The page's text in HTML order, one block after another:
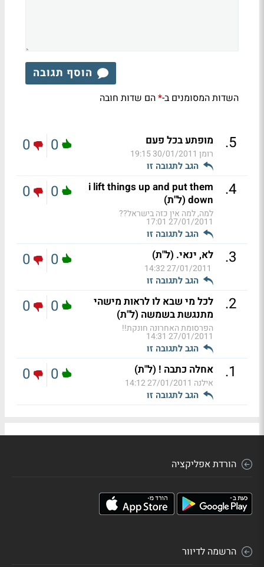
הוסף תגובה
השדות המסומנים ב-*הם שדות חובה
5
. מופתע בכל פעם
רומן 30/01/2011 19:15
הגב לתגובה זו
0
0
4
.
i lift things up and put them
down (ל"ת)
למה, למה אין כזה בישראל??
27/01/2011 17:01
הגב לתגובה זו
0
0
3
. לא, ינאי. (ל"ת)
27/01/2011 14:32
הגב לתגובה זו
0
0
2
.
לכל מי שבא לו לראות מישהי
מתנגשת בשמשה (ל"ת)
הפרסומת האחרונה חונקת!!
27/01/2011 14:31
הגב לתגובה זו
0
0
1
. אחלה כתבה ! (ל"ת)
אילנה 27/01/2011 14:12
הגב לתגובה זו
0
0
הורדת אפליקציה
הרשמה לדיוור